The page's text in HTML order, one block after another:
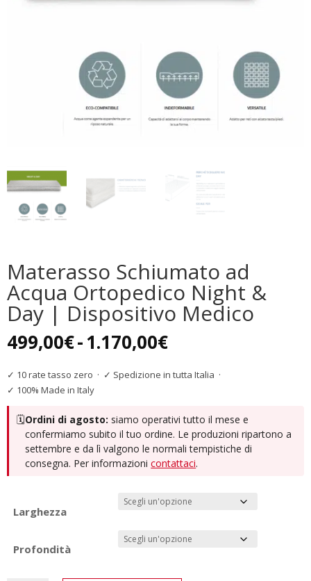
Materasso Schiumato ad
Acqua Ortopedico Night &
Day | Dispositivo Medico
499,00€-1.170,00€Fascia
prezzo:
499,00€
a
1.170,00€
✓ 10 rate tasso zero · ✓ Spedizione in tutta Italia ·
✓ 100% Made in Italy
🗓️Ordini di agosto: siamo operativi tutto il mese e
confermiamo subito il tuo ordine. Le produzioni ripartono a
settembre e da lì valgono le normali tempistiche di
consegna. Per informazionicontattaci.
Larghezza
Profondità